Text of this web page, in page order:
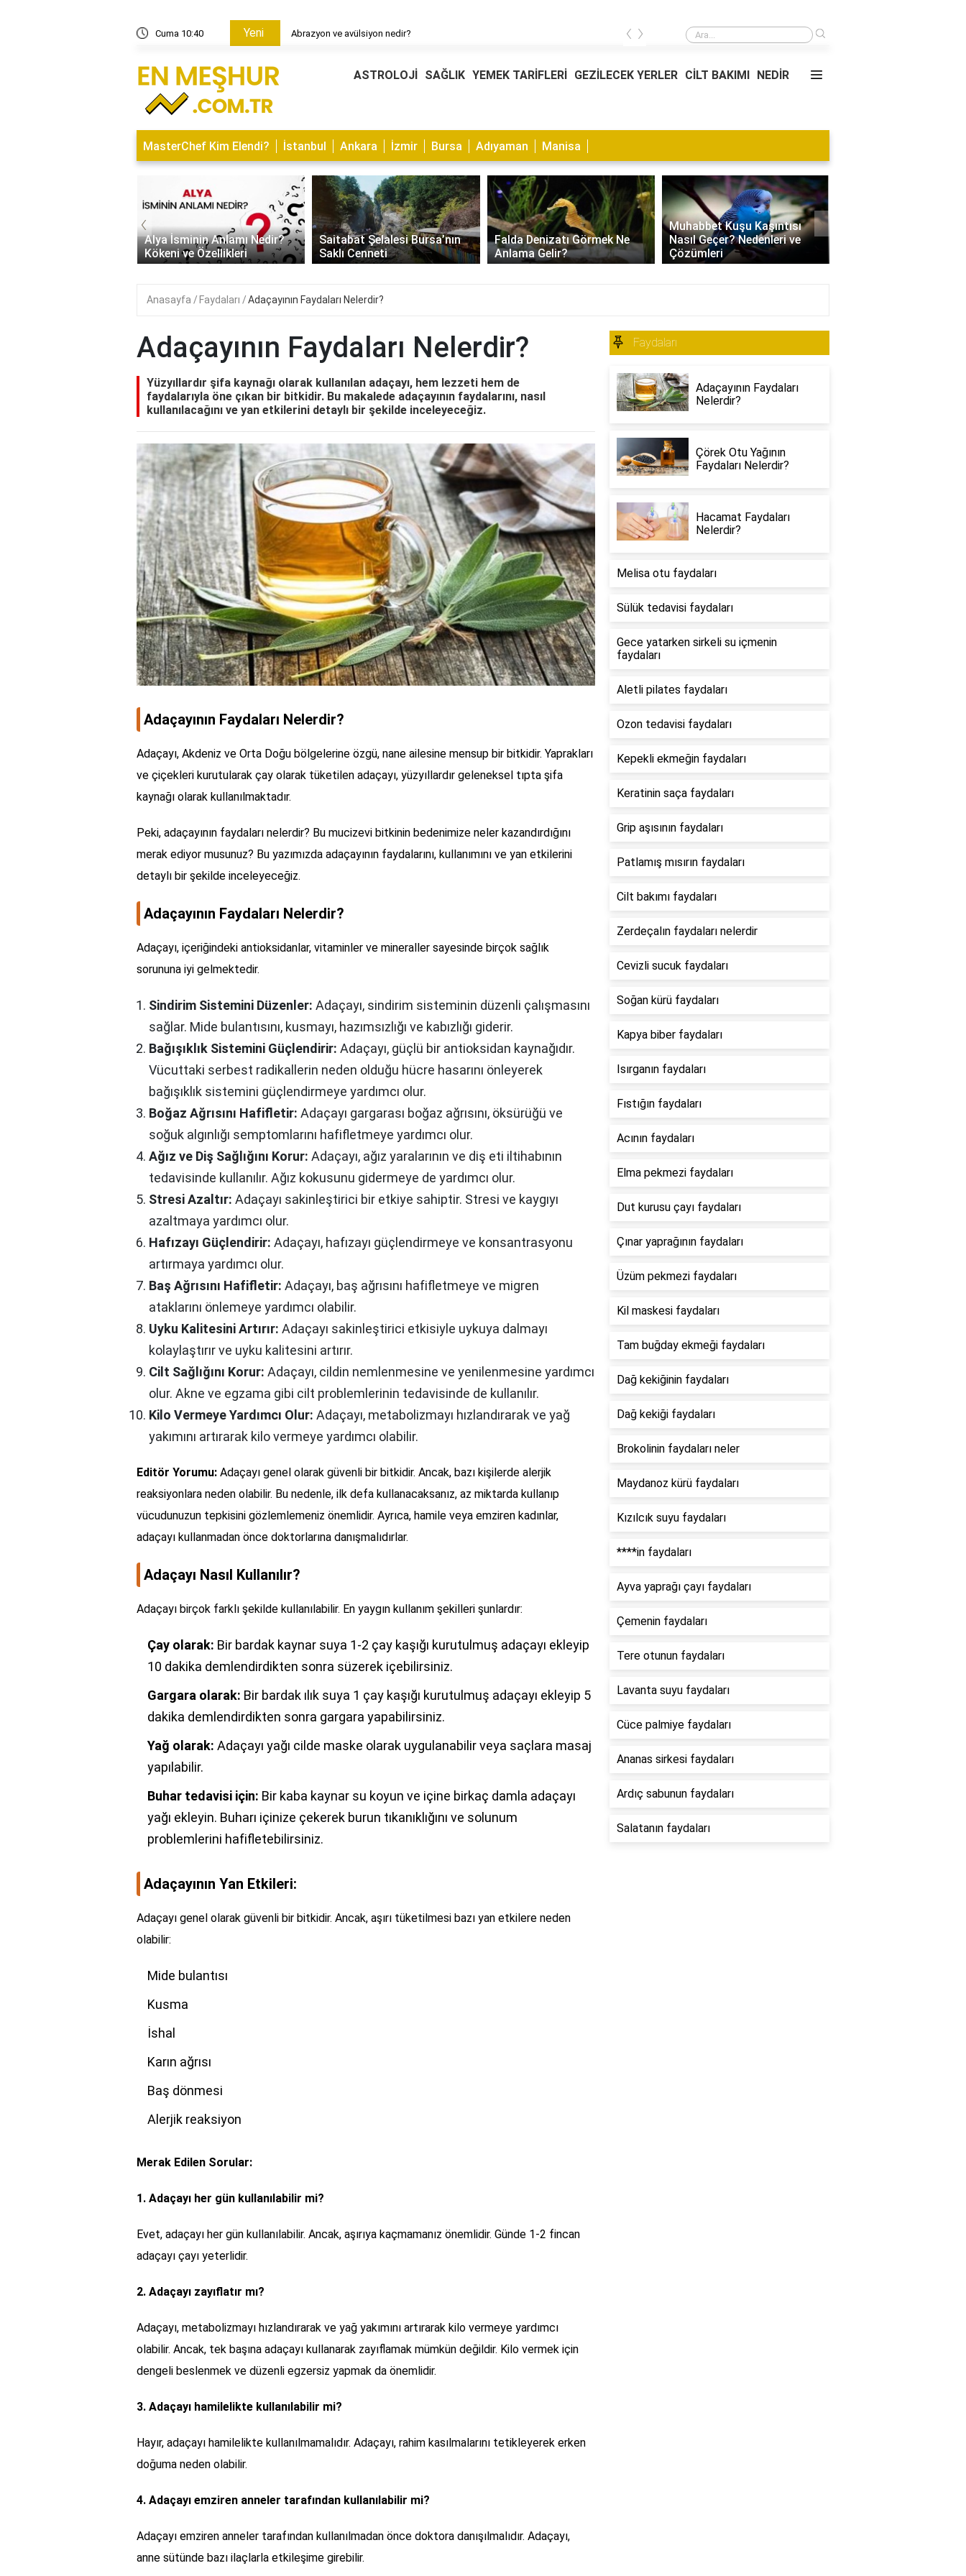
Cuma 10:40 Yeni Abrazyon ve avülsiyon nedir? Abrazyon ve avülsiyon nedir?
‹ ›
ASTROLOJİ SAĞLIK YEMEK TARİFLERİ GEZİLECEK YERLER CİLT BAKIMI NEDİR
MasterChef Kim Elendi? İstanbul Ankara İzmir Bursa Adıyaman Manisa
Saitabat Şelalesi Bursa’nın
Saklı Cenneti
Falda Denizatı Görmek Ne
Anlama Gelir?
Muhabbet Kuşu Kaşıntısı
Nasıl Geçer? Nedenleri ve
Çözümleri
Edamame Nedir? Faydaları,
Tüketimi ve Tarif Önerileri
‹ ›
Anasayfa Faydaları Adaçayının Faydaları Nelerdir?
Adaçayının Faydaları Nelerdir?
Yüzyıllardır şifa kaynağı olarak kullanılan adaçayı, hem lezzeti hem de
faydalarıyla öne çıkan bir bitkidir. Bu makalede adaçayının faydalarını, nasıl
kullanılacağını ve yan etkilerini detaylı bir şekilde inceleyeceğiz.
Adaçayının Faydaları Nelerdir?
Adaçayı, Akdeniz ve Orta Doğu bölgelerine özgü, nane ailesine mensup bir bitkidir. Yaprakları
ve çiçekleri kurutularak çay olarak tüketilen adaçayı, yüzyıllardır geleneksel tıpta şifa
kaynağı olarak kullanılmaktadır.
Peki, adaçayının faydaları nelerdir? Bu mucizevi bitkinin bedenimize neler kazandırdığını
merak ediyor musunuz? Bu yazımızda adaçayının faydalarını, kullanımını ve yan etkilerini
detaylı bir şekilde inceleyeceğiz.
Adaçayının Faydaları Nelerdir?
Adaçayı, içeriğindeki antioksidanlar, vitaminler ve mineraller sayesinde birçok sağlık
sorununa iyi gelmektedir.
Sindirim Sistemini Düzenler: Adaçayı, sindirim sisteminin düzenli çalışmasını
sağlar. Mide bulantısını, kusmayı, hazımsızlığı ve kabızlığı giderir.
Bağışıklık Sistemini Güçlendirir: Adaçayı, güçlü bir antioksidan kaynağıdır.
Vücuttaki serbest radikallerin neden olduğu hücre hasarını önleyerek
bağışıklık sistemini güçlendirmeye yardımcı olur.
Boğaz Ağrısını Hafifletir: Adaçayı gargarası boğaz ağrısını, öksürüğü ve
soğuk algınlığı semptomlarını hafifletmeye yardımcı olur.
Ağız ve Diş Sağlığını Korur: Adaçayı, ağız yaralarının ve diş eti iltihabının
tedavisinde kullanılır. Ağız kokusunu gidermeye de yardımcı olur.
Stresi Azaltır: Adaçayı sakinleştirici bir etkiye sahiptir. Stresi ve kaygıyı
azaltmaya yardımcı olur.
Hafızayı Güçlendirir: Adaçayı, hafızayı güçlendirmeye ve konsantrasyonu
artırmaya yardımcı olur.
Baş Ağrısını Hafifletir: Adaçayı, baş ağrısını hafifletmeye ve migren
ataklarını önlemeye yardımcı olabilir.
Uyku Kalitesini Artırır: Adaçayı sakinleştirici etkisiyle uykuya dalmayı
kolaylaştırır ve uyku kalitesini artırır.
Cilt Sağlığını Korur: Adaçayı, cildin nemlenmesine ve yenilenmesine yardımcı
olur. Akne ve egzama gibi cilt problemlerinin tedavisinde de kullanılır.
Kilo Vermeye Yardımcı Olur: Adaçayı, metabolizmayı hızlandırarak ve yağ
yakımını artırarak kilo vermeye yardımcı olabilir.
Editör Yorumu: Adaçayı genel olarak güvenli bir bitkidir. Ancak, bazı kişilerde alerjik
reaksiyonlara neden olabilir. Bu nedenle, ilk defa kullanacaksanız, az miktarda kullanıp
vücudunuzun tepkisini gözlemlemeniz önemlidir. Ayrıca, hamile veya emziren kadınlar,
adaçayı kullanmadan önce doktorlarına danışmalıdırlar.
Adaçayı Nasıl Kullanılır?
Adaçayı birçok farklı şekilde kullanılabilir. En yaygın kullanım şekilleri şunlardır:
Çay olarak: Bir bardak kaynar suya 1-2 çay kaşığı kurutulmuş adaçayı ekleyip
10 dakika demlendirdikten sonra süzerek içebilirsiniz.
Gargara olarak: Bir bardak ılık suya 1 çay kaşığı kurutulmuş adaçayı ekleyip 5
dakika demlendirdikten sonra gargara yapabilirsiniz.
Yağ olarak: Adaçayı yağı cilde maske olarak uygulanabilir veya saçlara masaj
yapılabilir.
Buhar tedavisi için: Bir kaba kaynar su koyun ve içine birkaç damla adaçayı
yağı ekleyin. Buharı içinize çekerek burun tıkanıklığını ve solunum
problemlerini hafifletebilirsiniz.
Adaçayının Yan Etkileri:
Adaçayı genel olarak güvenli bir bitkidir. Ancak, aşırı tüketilmesi bazı yan etkilere neden
olabilir:
Mide bulantısı
Kusma
İshal
Karın ağrısı
Baş dönmesi
Alerjik reaksiyon
Merak Edilen Sorular:
1. Adaçayı her gün kullanılabilir mi?
Evet, adaçayı her gün kullanılabilir. Ancak, aşırıya kaçmamanız önemlidir. Günde 1-2 fincan
adaçayı çayı yeterlidir.
2. Adaçayı zayıflatır mı?
Adaçayı, metabolizmayı hızlandırarak ve yağ yakımını artırarak kilo vermeye yardımcı
olabilir. Ancak, tek başına adaçayı kullanarak zayıflamak mümkün değildir. Kilo vermek için
dengeli beslenmek ve düzenli egzersiz yapmak da önemlidir.
3. Adaçayı hamilelikte kullanılabilir mi?
Hayır, adaçayı hamilelikte kullanılmamalıdır. Adaçayı, rahim kasılmalarını tetikleyerek erken
doğuma neden olabilir.
4. Adaçayı emziren anneler tarafından kullanılabilir mi?
Adaçayı emziren anneler tarafından kullanılmadan önce doktora danışılmalıdır. Adaçayı,
anne sütünde bazı ilaçlarla etkileşime girebilir.
Faydaları
Adaçayının Faydaları
Nelerdir?
Çörek Otu Yağının
Faydaları Nelerdir?
Hacamat Faydaları
Nelerdir?
Melisa otu faydaları
Sülük tedavisi faydaları
Gece yatarken sirkeli su içmenin
faydaları
Aletli pilates faydaları
Ozon tedavisi faydaları
Kepekli ekmeğin faydaları
Keratinin saça faydaları
Grip aşısının faydaları
Patlamış mısırın faydaları
Cilt bakımı faydaları
Zerdeçalın faydaları nelerdir
Cevizli sucuk faydaları
Soğan kürü faydaları
Kapya biber faydaları
Isırganın faydaları
Fıstığın faydaları
Acının faydaları
Elma pekmezi faydaları
Dut kurusu çayı faydaları
Çınar yaprağının faydaları
Üzüm pekmezi faydaları
Kil maskesi faydaları
Tam buğday ekmeği faydaları
Dağ kekiğinin faydaları
Dağ kekiği faydaları
Brokolinin faydaları neler
Maydanoz kürü faydaları
Kızılcık suyu faydaları
****in faydaları
Ayva yaprağı çayı faydaları
Çemenin faydaları
Tere otunun faydaları
Lavanta suyu faydaları
Cüce palmiye faydaları
Ananas sirkesi faydaları
Ardıç sabunun faydaları
Salatanın faydaları